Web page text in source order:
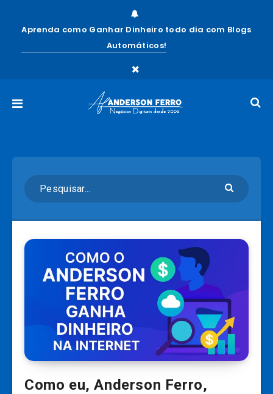
Aprenda como Ganhar Dinheiro todo dia com Blogs
Automáticos!
Como eu, Anderson Ferro,